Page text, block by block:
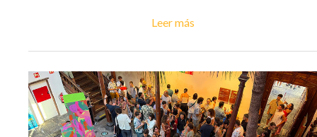
Leer más